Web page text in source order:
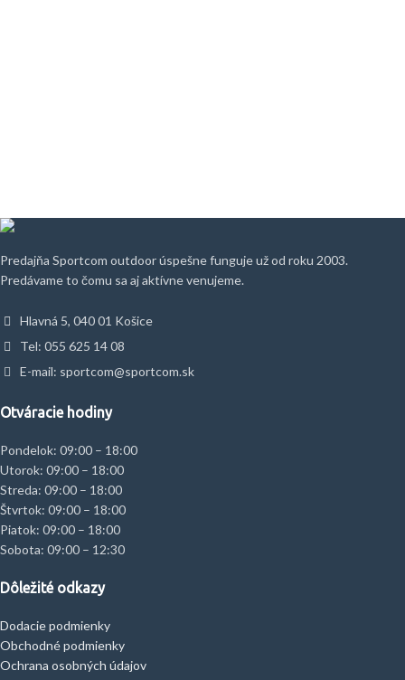
Predajňa Sportcom outdoor úspešne funguje už od roku 2003.
Predávame to čomu sa aj aktívne venujeme.
Hlavná 5, 040 01 Košice
Tel: 055 625 14 08
E-mail: sportcom@sportcom.sk
Otváracie hodiny
Pondelok: 09:00 – 18:00
Utorok: 09:00 – 18:00
Streda: 09:00 – 18:00
Štvrtok: 09:00 – 18:00
Piatok: 09:00 – 18:00
Sobota: 09:00 – 12:30
Dôležité odkazy
Dodacie podmienky
Obchodné podmienky
Ochrana osobných údajov